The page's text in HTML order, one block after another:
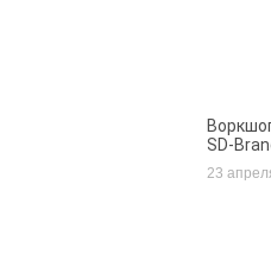
SD-
23